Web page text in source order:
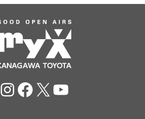
Instagram
Facebook
X YouTube